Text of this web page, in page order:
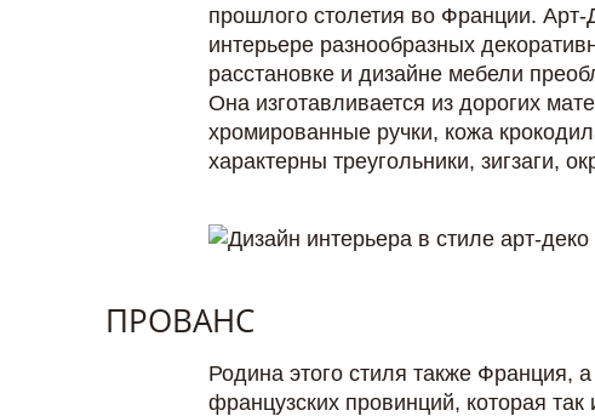
прошлого столетия во Франции. Арт-
интерьере разнообразных
расстановке и дизайне мебели
Она изготавливается из дорогих
хромированные ручки, кожа
характерны треугольники, зигзаги,
ПРОВАНС
Родина этого стиля также Франция,
французских провинций, которая